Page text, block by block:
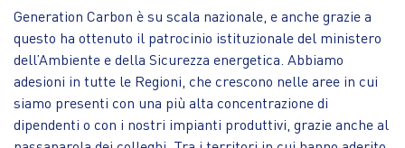
Generation Carbon è su scala nazionale, e anche grazie a
questo ha ottenuto il patrocinio istituzionale del ministero
dell’Ambiente e della Sicurezza energetica. Abbiamo
adesioni in tutte le Regioni, che crescono nelle aree in cui
siamo presenti con una più alta concentrazione di
dipendenti o con i nostri impianti produttivi, grazie anche al